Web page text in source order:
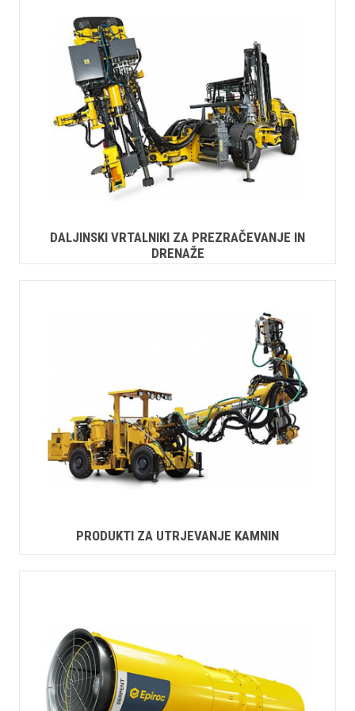
DALJINSKI VRTALNIKI ZA PREZRAČEVANJE IN
DRENAŽE
PRODUKTI ZA UTRJEVANJE KAMNIN